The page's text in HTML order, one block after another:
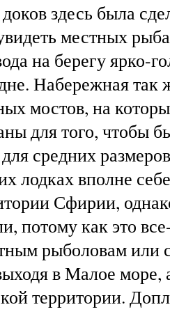
здесь была
местных
на берегу ярко-
Набережная так
мостов, на
для того, чтобы
средних
лодках вполне
Сфирии,
потому как это
рыболовам или
в Малое море,
территории.